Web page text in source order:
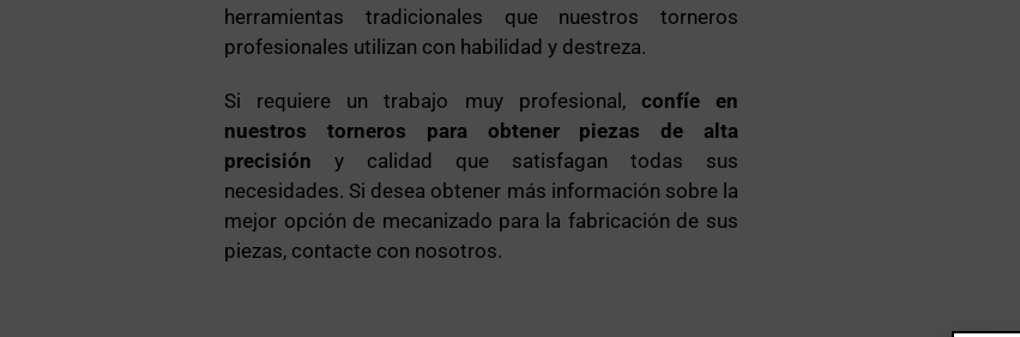
herramientas tradicionales que nuestros torneros
profesionales utilizan con habilidad y destreza.
Si requiere un trabajo muy profesional, confíe en
nuestros torneros para obtener piezas de alta
precisión y calidad que satisfagan todas sus
necesidades. Si desea obtener más información sobre la
mejor opción de mecanizado para la fabricación de sus
piezas, contacte con nosotros.